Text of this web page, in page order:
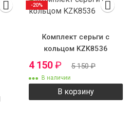
Комплект серьги с
кольцом KZK8536
4 150 ₽ 5 150₽
В наличии
В корзину
-20%